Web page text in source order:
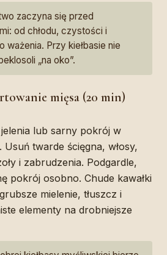
zaczyna się przed
od chłodu, czystości i
ważenia. Przy kiełbasie nie
„na oko”.
mięsa (20 min)
lub sarny pokrój w
twarde ścięgna, włosy,
i zabrudzenia. Podgardle,
pokrój osobno. Chude kawałki
mielenie, tłuszcz i
elementy na drobniejsze